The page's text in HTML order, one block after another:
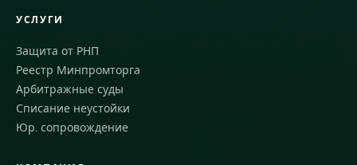
УСЛУГИ
Защита от РНП
Реестр Минпромторга
Арбитражные суды
Списание неустойки
Юр. сопровождение